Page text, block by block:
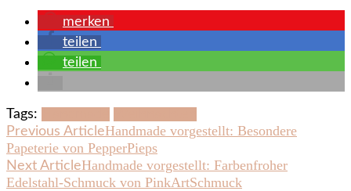
merken
teilen
teilen
Tags:
Post
Navigation
Previous ArticleHandmade vorgestellt: Besondere
Papeterie von PepperPieps
Next ArticleHandmade vorgestellt: Farbenfroher
Edelstahl-Schmuck von PinkArtSchmuck